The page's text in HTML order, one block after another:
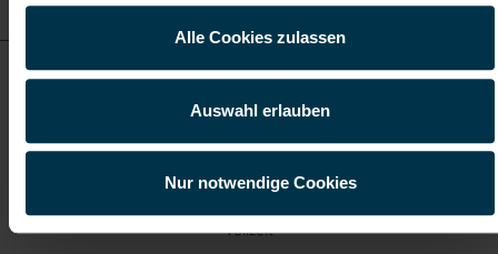
Alle Cookies zulassen
Auswahl erlauben
Nur notwendige Cookies
Maschinenbautechniker Montage in Nußbach (m/w/d)
ab EUR 3.478,51
Vollzeit